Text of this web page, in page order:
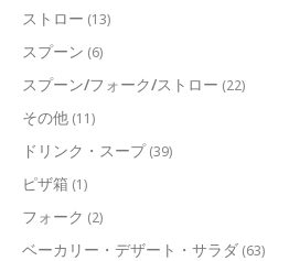
ストロー (13)
スプーン (6)
スプーン/フォーク/ストロー (22)
その他 (11)
ドリンク・スープ (39)
ピザ箱 (1)
フォーク (2)
ベーカリー・デザート・サラダ (63)